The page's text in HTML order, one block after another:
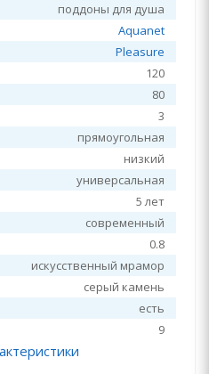
поддоны для душа
Aquanet
Pleasure
120
80
3
прямоугольная
низкий
универсальная
5 лет
современный
0.8
искусственный мрамор
серый камень
есть
9